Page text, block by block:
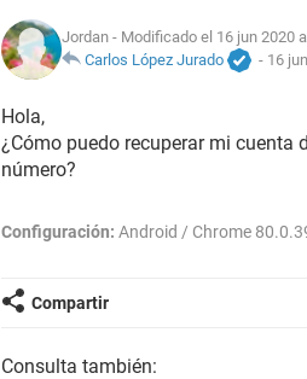
Jordan - Modificado el 16 jun 2020
Carlos López Jurado
- 16
Hola,
¿Cómo puedo recuperar mi cuenta
número?
Configuración: Android / Chrome
Compartir
Consulta también: